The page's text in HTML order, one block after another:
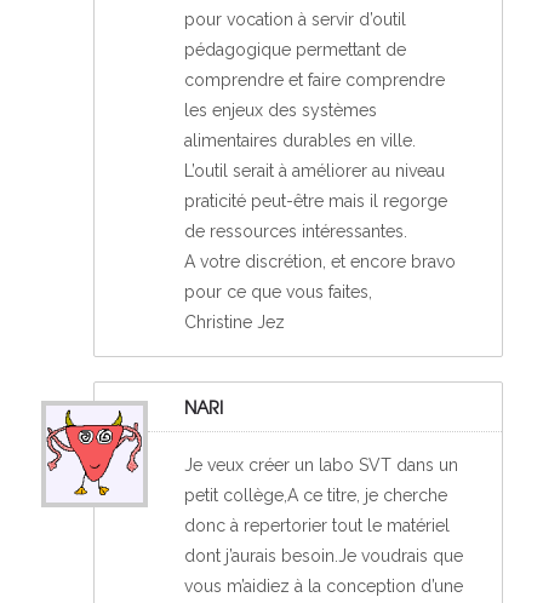
pour vocation à servir d’outil
pédagogique permettant de
comprendre et faire comprendre
les enjeux des systèmes
alimentaires durables en ville.
L’outil serait à améliorer au niveau
praticité peut-être mais il regorge
de ressources intéressantes.
A votre discrétion, et encore bravo
pour ce que vous faites,
Christine Jez
NARI
Je veux créer un labo SVT dans un
petit collège,A ce titre, je cherche
donc à repertorier tout le matériel
dont j’aurais besoin.Je voudrais que
vous m’aidiez à la conception d’une